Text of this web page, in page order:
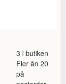
3 i butiken
Fler än 20
på